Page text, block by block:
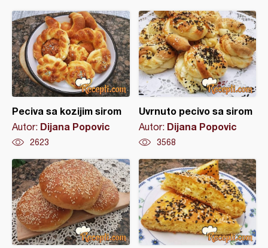
Peciva sa kozijim sirom
Autor: Dijana Popovic
2623
Uvrnuto pecivo sa sirom
Autor: Dijana Popovic
3568